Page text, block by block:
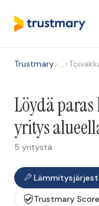
Trustmary>…>
Löydä
yritys
5 yritystä
Trustmary Score